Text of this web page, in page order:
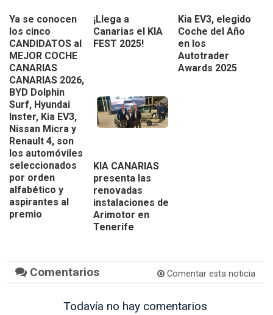
Ya se conocen
los cinco
CANDIDATOS al
MEJOR COCHE
CANARIAS
CANARIAS 2026,
BYD Dolphin
Surf, Hyundai
Inster, Kia EV3,
Nissan Micra y
Renault 4, son
los automóviles
seleccionados
por orden
alfabético y
aspirantes al
premio
¡Llega a
Canarias el KIA
FEST 2025!
Kia EV3, elegido
Coche del Año
en los
Autotrader
Awards 2025
KIA CANARIAS
presenta las
renovadas
instalaciones de
Arimotor en
Tenerife
Comentarios Comentar esta noticia
Todavía no hay comentarios